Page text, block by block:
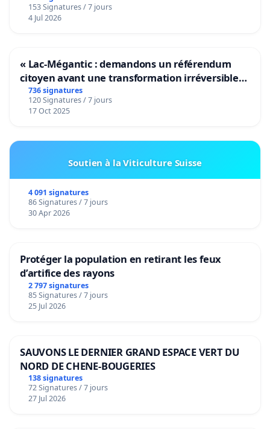
153 Signatures / 7 jours
4 Jul 2026
« Lac-Mégantic : demandons un référendum
citoyen avant une transformation irréversible
de notre territoire »
736 signatures
120 Signatures / 7 jours
17 Oct 2025
Soutien à la Viticulture Suisse
4 091 signatures
86 Signatures / 7 jours
30 Apr 2026
Protéger la population en retirant les feux
d’artifice des rayons
2 797 signatures
85 Signatures / 7 jours
25 Jul 2026
SAUVONS LE DERNIER GRAND ESPACE VERT DU
NORD DE CHENE-BOUGERIES
138 signatures
72 Signatures / 7 jours
27 Jul 2026